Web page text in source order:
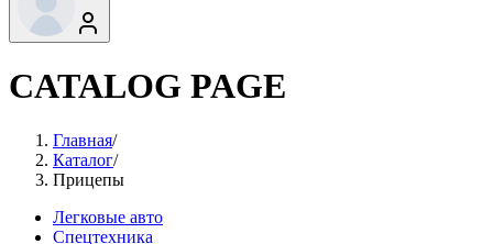
CATALOG PAGE
Главная/
Каталог/
Прицепы
Легковые авто
Спецтехника